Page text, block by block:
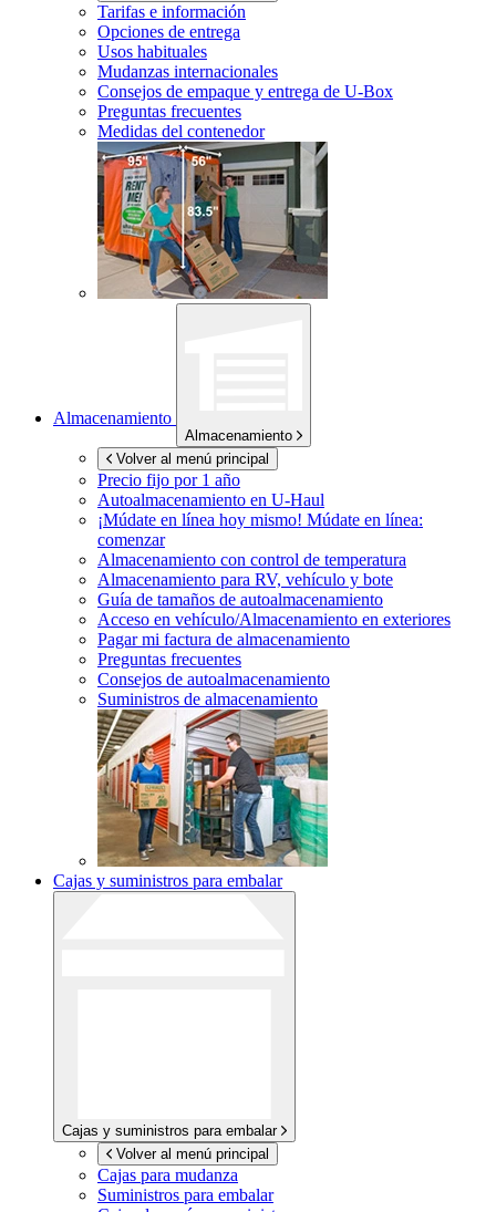
Tarifas e información
Opciones de entrega
Usos habituales
Mudanzas internacionales
Consejos de empaque y entrega de U-Box
Preguntas frecuentes
Medidas del contenedor
Almacenamiento
Almacenamiento
Volver al menú principal
Precio fijo por 1 año
Autoalmacenamiento en U-Haul
¡Múdate en línea hoy mismo! Múdate en línea:
comenzar
Almacenamiento con control de temperatura
Almacenamiento para RV, vehículo y bote
Guía de tamaños de autoalmacenamiento
Acceso en vehículo/Almacenamiento en exteriores
Pagar mi factura de almacenamiento
Preguntas frecuentes
Consejos de autoalmacenamiento
Suministros de almacenamiento
Cajas y suministros para embalar
Cajas y suministros para embalar
Volver al menú principal
Cajas para mudanza
Suministros para embalar